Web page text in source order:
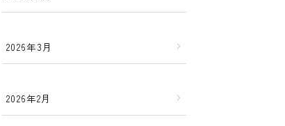
2026年3月
2026年2月